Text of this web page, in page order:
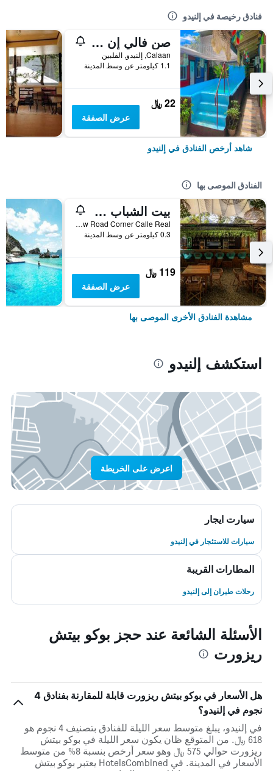
فنادق رخيصة في إلنيدو
صن فالي إن - دار ضيافة
Calaan, إلنيدو, الفلبين
1.1 كيلومتر عن وسط المدينة
22 ﷼
عرض الصفقة
شاهد أرخص الفنادق في إلنيدو
الفنادق الموصى بها
بيت الشباب سبين ديزاينر - ايل نيدو
Balinsasayaw Road Corner Calle Real, إلنيدو, الفلبين
0.3 كيلومتر عن وسط المدينة
119 ﷼
عرض الصفقة
مشاهدة الفنادق الأخرى الموصى بها
استكشف إلنيدو
اعرض على الخريطة
سيارت ايجار
سيارات للاستئجار في إلنيدو
المطارات القريبة
رحلات طيران إلى إلنيدو
الأسئلة الشائعة عند حجز بوكو بيتش
ريزورت
هل الأسعار في بوكو بيتش ريزورت قابلة للمقارنة بفنادق 4
نجوم في إلنيدو؟
في إلنيدو، يبلغ متوسط ​​سعر الليلة للفنادق بتصنيف 4 نجوم هو
618 ﷼. من المتوقع ظان يكون سعر الليلة في بوكو بيتش
ريزورت حوالي 575 ﷼ وهو سعر أرخص بنسبة 8% من متوسط
الأسعار في المدينة. في HotelsCombined يعتبر بوكو بيتش